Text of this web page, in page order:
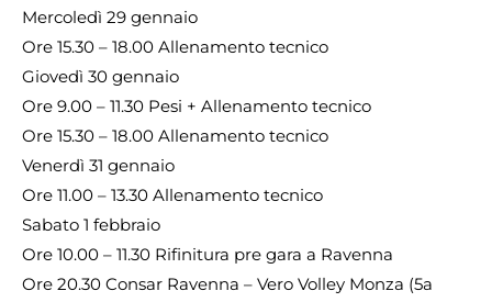
Mercoledì 29 gennaio
Ore 15.30 – 18.00 Allenamento tecnico
Giovedì 30 gennaio
Ore 9.00 – 11.30 Pesi + Allenamento tecnico
Ore 15.30 – 18.00 Allenamento tecnico
Venerdì 31 gennaio
Ore 11.00 – 13.30 Allenamento tecnico
Sabato 1 febbraio
Ore 10.00 – 11.30 Rifinitura pre gara a Ravenna
Ore 20.30 Consar Ravenna – Vero Volley Monza (5a